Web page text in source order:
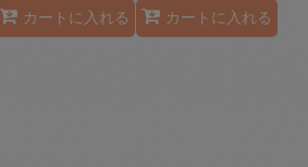
カートに入れる カートに入れる